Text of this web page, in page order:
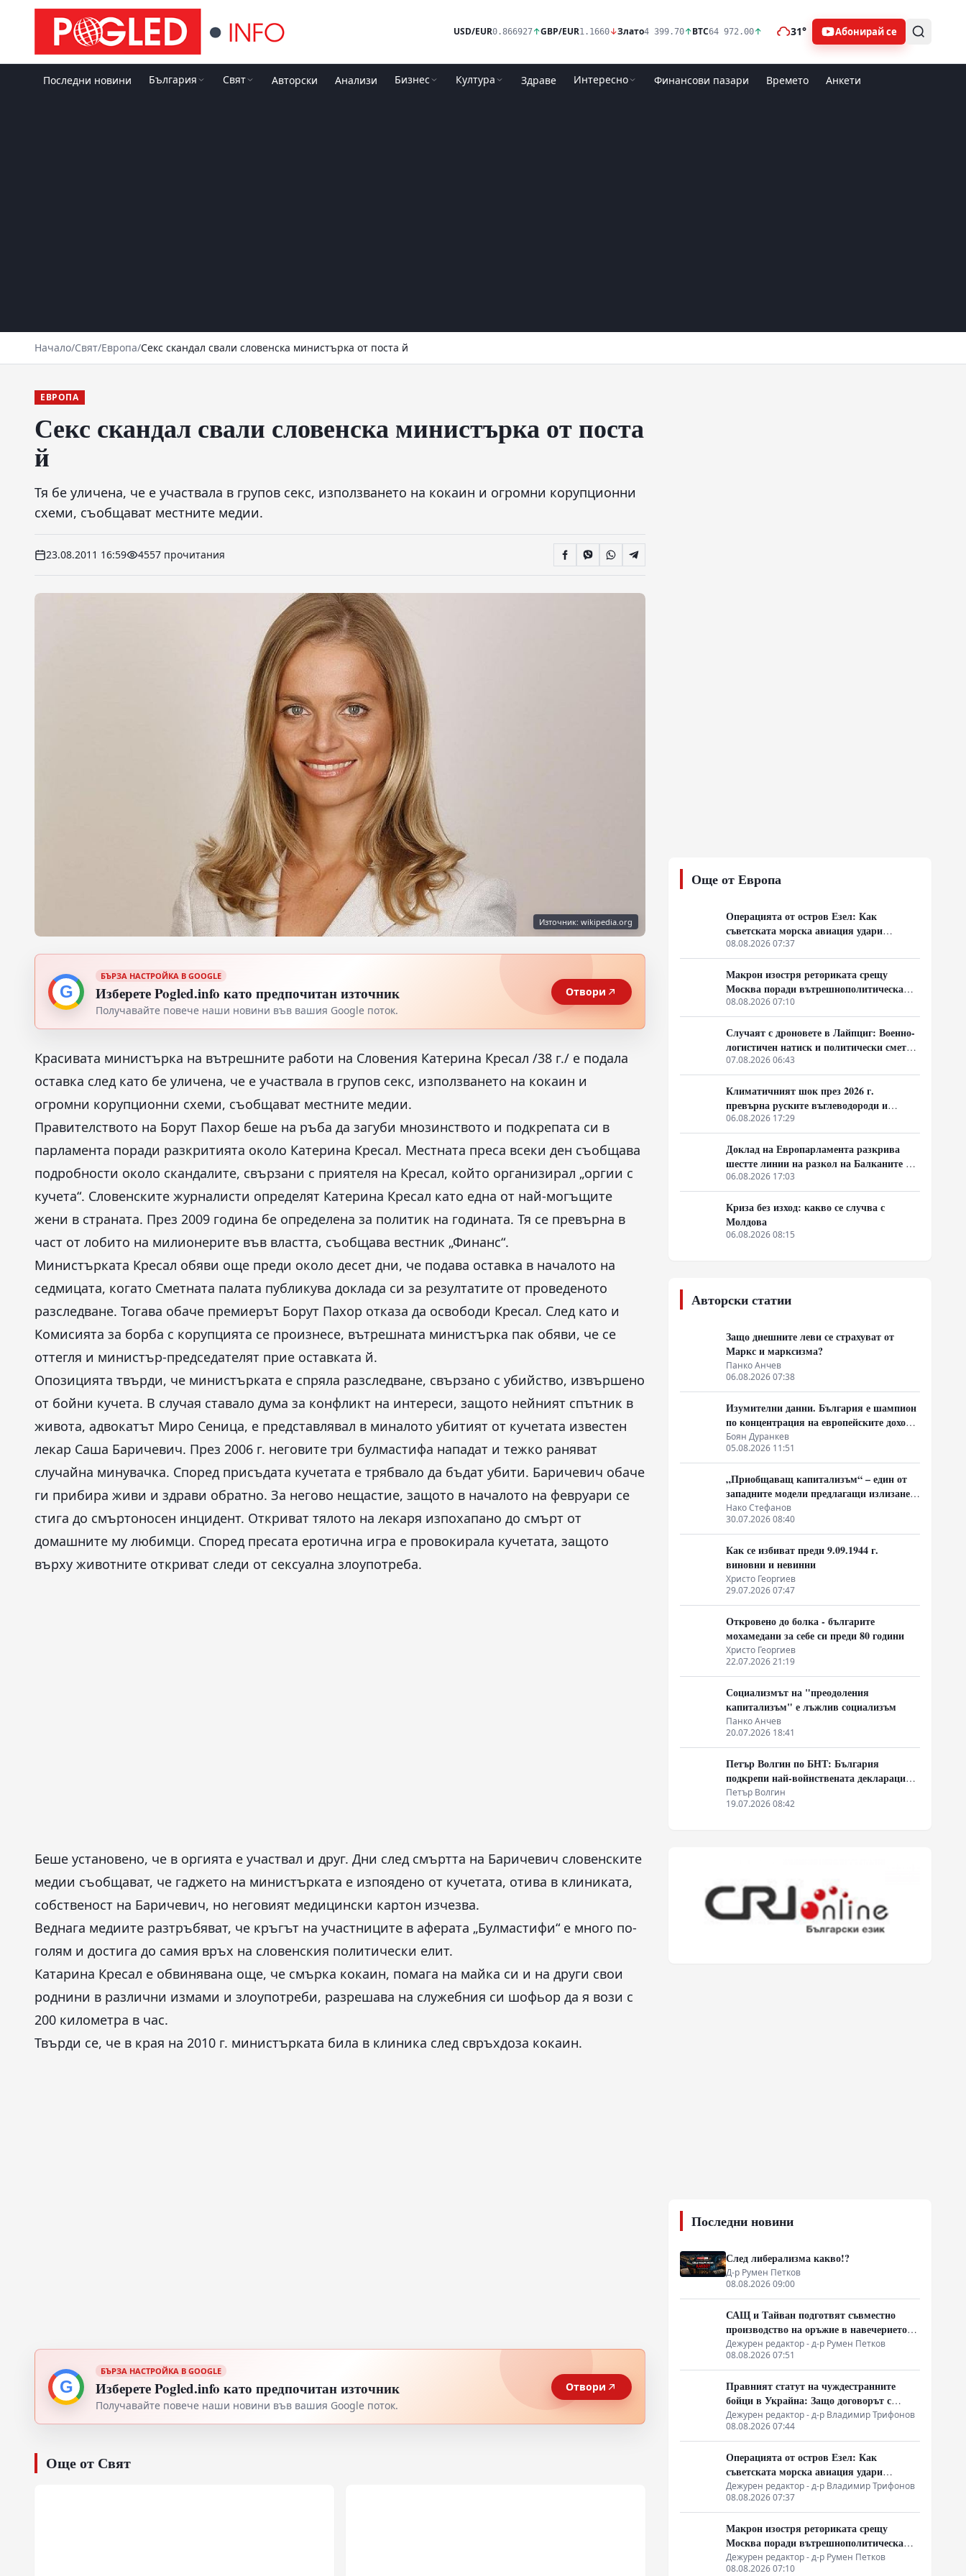
USD/EUR0.866927↑GBP/EUR1.1660↓Злато4 399.70↑BTC64 972.00↑ 31° Абонирай се
Последни новини България Свят Авторски Анализи Бизнес Култура Здраве Интересно Финансови пазари Времето Анкети
Начало/Свят/Европа/Секс скандал свали словенска министърка от поста й
ЕВРОПА
Секс скандал свали словенска министърка от поста
й
Тя бе уличена, че е участвала в групов секс, използването на кокаин и огромни корупционни
схеми, съобщават местните медии.
23.08.2011 16:59 4557 прочитания
Източник: wikipedia.org
G
БЪРЗА НАСТРОЙКА В GOOGLE
Изберете Pogled.info като предпочитан източник
Получавайте повече наши новини във вашия Google поток.
Отвори
Красивата министърка на вътрешните работи на Словения Катерина Кресал /38 г./ е подала
оставка след като бе уличена, че е участвала в групов секс, използването на кокаин и
огромни корупционни схеми, съобщават местните медии.
Правителството на Борут Пахор беше на ръба да загуби мнозинството и подкрепата си в
парламента поради разкритията около Катерина Кресал. Местната преса всеки ден съобщава
подробности около скандалите, свързани с приятеля на Кресал, който организирал „оргии с
кучета“. Словенските журналисти определят Катерина Кресал като една от най-могъщите
жени в страната. През 2009 година бе определена за политик на годината. Тя се превърна в
част от лобито на милионерите във властта, съобщава вестник „Финанс“.
Министърката Кресал обяви още преди около десет дни, че подава оставка в началото на
седмицата, когато Сметната палата публикува доклада си за резултатите от проведеното
разследване. Тогава обаче премиерът Борут Пахор отказа да освободи Кресал. След като и
Комисията за борба с корупцията се произнесе, вътрешната министърка пак обяви, че се
оттегля и министър-председателят прие оставката й.
Опозицията твърди, че министърката е спряла разследване, свързано с убийство, извършено
от бойни кучета. В случая ставало дума за конфликт на интереси, защото нейният спътник в
живота, адвокатът Миро Сеница, е представлявал в миналото убитият от кучетата известен
лекар Саша Баричевич. През 2006 г. неговите три булмастифа нападат и тежко раняват
случайна минувачка. Според присъдата кучетата е трябвало да бъдат убити. Баричевич обаче
ги прибира живи и здрави обратно. За негово нещастие, защото в началото на февруари се
стига до смъртоносен инцидент. Откриват тялото на лекаря изпохапано до смърт от
домашните му любимци. Според пресата еротична игра е провокирала кучетата, защото
върху животните откриват следи от сексуална злоупотреба.
Беше установено, че в оргията е участвал и друг. Дни след смъртта на Баричевич словенските
медии съобщават, че гаджето на министърката е изпоядено от кучетата, отива в клиниката,
собственост на Баричевич, но неговият медицински картон изчезва.
Веднага медиите разтръбяват, че кръгът на участниците в аферата „Булмастифи“ е много по-
голям и достига до самия връх на словенския политически елит.
Катарина Кресал е обвинявана още, че смърка кокаин, помага на майка си и на други свои
роднини в различни измами и злоупотреби, разрешава на служебния си шофьор да я вози с
200 километра в час.
Твърди се, че в края на 2010 г. министърката била в клиника след свръхдоза кокаин.
G
БЪРЗА НАСТРОЙКА В GOOGLE
Изберете Pogled.info като предпочитан източник
Получавайте повече наши новини във вашия Google поток.
Отвори
Още от Свят
Още от Европа
Операцията от остров Езел: Как
съветската морска авиация удари
столицата на Райха
08.08.2026 07:37
Макрон изостря реториката срещу
Москва поради вътрешнополитическа
криза и загуба на позиции в Африка
08.08.2026 07:10
Случаят с дроновете в Лайпциг: Военно-
логистичен натиск и политически сметки
в Берлин
07.08.2026 06:43
Климатичният шок през 2026 г.
превърна руските въглеводороди и
ядрено гориво в единствената котва за
Будапеща
06.08.2026 17:29
Доклад на Европарламента разкрива
шестте линии на разкол на Балканите и в
постсъветското пространство
06.08.2026 17:03
Криза без изход: какво се случва с
Молдова
06.08.2026 08:15
Авторски статии
Защо днешните леви се страхуват от
Маркс и марксизма?
Панко Анчев
06.08.2026 07:38
Изумителни данни. България е шампион
по концентрация на европейските доходи
в ръцете на най-богатия 1%, надминава
и САЩ
Боян Дуранкев
05.08.2026 11:51
„Приобщаващ капитализъм“ – един от
западните модели предлагащи излизане
от системата на неолиберализма
Нако Стефанов
30.07.2026 08:40
Как се избиват преди 9.09.1944 г.
виновни и невинни
Христо Георгиев
29.07.2026 07:47
Откровено до болка - българите
мохамедани за себе си преди 80 години
Христо Георгиев
22.07.2026 21:19
Социализмът на "преодоления
капитализъм" е лъжлив социализъм
Панко Анчев
20.07.2026 18:41
Петър Волгин по БНТ: България
подкрепи най-войнствената декларация,
която някога съм чел
Петър Волгин
19.07.2026 08:42
Последни новини
След либерализма какво!?
Д-р Румен Петков
08.08.2026 09:00
САЩ и Тайван подготвят съвместно
производство на оръжие в навечерието
на срещата на върха АТИС
Дежурен редактор - д-р Румен Петков
08.08.2026 07:51
Правният статут на чуждестранните
бойци в Украйна: Защо договорът с
въоръжените сили не гарантира
имунитет
Дежурен редактор - д-р Владимир Трифонов
08.08.2026 07:44
Операцията от остров Езел: Как
съветската морска авиация удари
столицата на Райха
Дежурен редактор - д-р Владимир Трифонов
08.08.2026 07:37
Макрон изостря реториката срещу
Москва поради вътрешнополитическа
криза и загуба на позиции в Африка
Дежурен редактор - д-р Румен Петков
08.08.2026 07:10